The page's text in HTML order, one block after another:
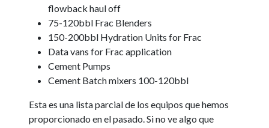
flowback haul off
75-120bbl Frac Blenders
150-200bbl Hydration Units for Frac
Data vans for Frac application
Cement Pumps
Cement Batch mixers 100-120bbl
Esta es una lista parcial de los equipos que hemos
proporcionado en el pasado. Si no ve algo que